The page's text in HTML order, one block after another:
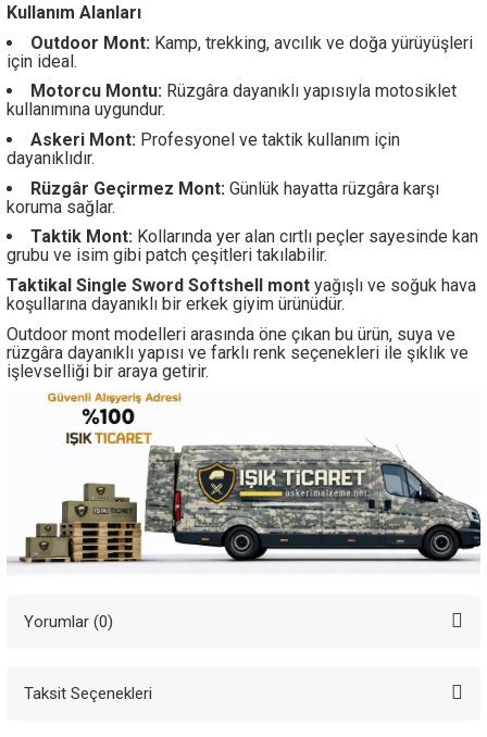
Kullanım Alanları
Outdoor Mont: Kamp, trekking, avcılık ve doğa yürüyüşleri
için ideal.
Motorcu Montu: Rüzgâra dayanıklı yapısıyla motosiklet
kullanımına uygundur.
Askeri Mont: Profesyonel ve taktik kullanım için
dayanıklıdır.
Rüzgâr Geçirmez Mont: Günlük hayatta rüzgâra karşı
koruma sağlar.
Taktik Mont: Kollarında yer alan cırtlı peçler sayesinde kan
grubu ve isim gibi patch çeşitleri takılabilir.
Taktikal Single Sword Softshell mont yağışlı ve soğuk hava
koşullarına dayanıklı bir erkek giyim ürünüdür.
Outdoor mont modelleri arasında öne çıkan bu ürün, suya ve
rüzgâra dayanıklı yapısı ve farklı renk seçenekleri ile şıklık ve
işlevselliği bir araya getirir.
Yorumlar (0)
Taksit Seçenekleri